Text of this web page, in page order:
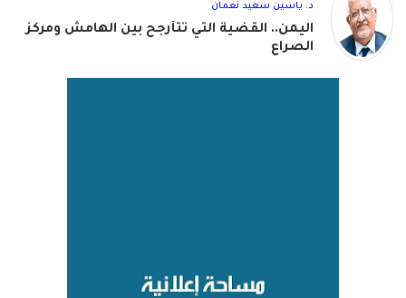
د. ياسين سعيد نعمان
اليمن.. القضية التي تتأرجح بين الهامش ومركز
الصراع